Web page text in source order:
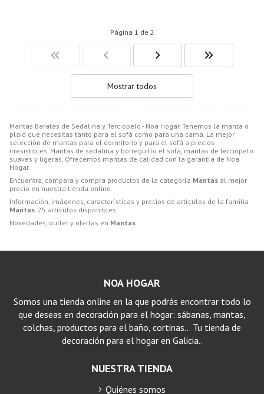
Mantas Baratas de Sedalina y Terciopelo - Noa Hogar. Tenemos la manta o
plaid que necesitas tanto para el sofá como para una cama. La mejor
selección de mantas para el dormitorio y para el sofá a precios
irresistibles. Mantas de sedalina y borreguillo el sofá, mantas de terciopelo
suaves y ligeras. Ofrecemos mantas de calidad con la garantía de Noa
Hogar.
Encuentra, compara y compra productos de la categoría Mantas al mejor
precio en nuestra tienda online.
Información, imágenes, características y precios de artículos de la familia
Mantas. 25 artículos disponibles.
Novedades, outlet y ofertas en Mantas.
Página 1 de 2
Mostrar todos
NOA HOGAR
Somos una tienda online en la que podrás encontrar todo lo
que deseas en decoración para el hogar: sábanas, mantas,
colchas, productos para el baño, cortinas… Tu tienda de
decoración para el hogar en Galicia..
NUESTRA TIENDA
Quiénes somos